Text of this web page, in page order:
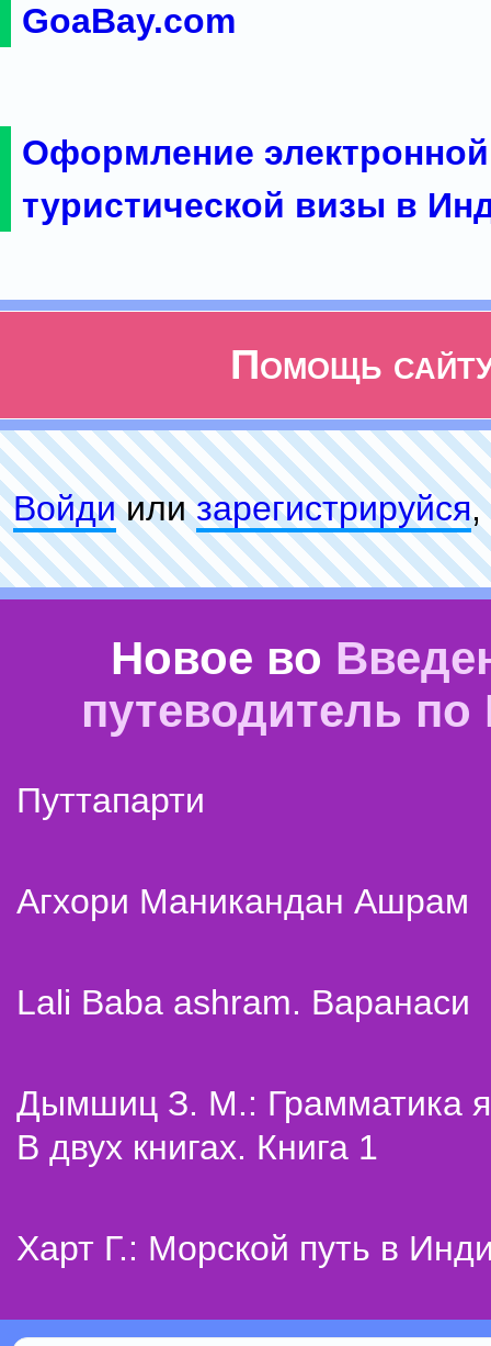
GoaBay.com
Оформление электронной
туристической визы в
Помощь
Войдиилизарeгиcтpируйся,
Новое во
путеводитель
Путтапарти
Агхори Маникандан Ашрам
Lali Baba ashram. Варанаси
Дымшиц З. М.: Грамматика
В двух книгах. Книга 1
Харт Г.: Морской путь в